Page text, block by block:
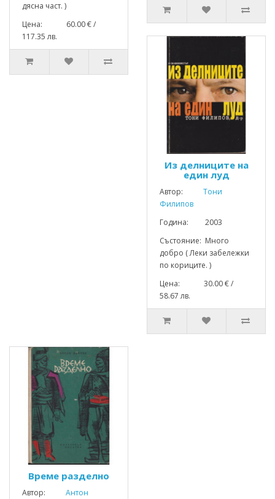
дясна част. )
Цена: 60.00 € /
117.35 лв.
Из делниците на
един луд
Автор:
Тони
Филипов
Година: 2003
Състояние: Много
добро ( Леки забележки
по кориците. )
Цена: 30.00 € /
58.67 лв.
Време разделно
Автор:
Антон